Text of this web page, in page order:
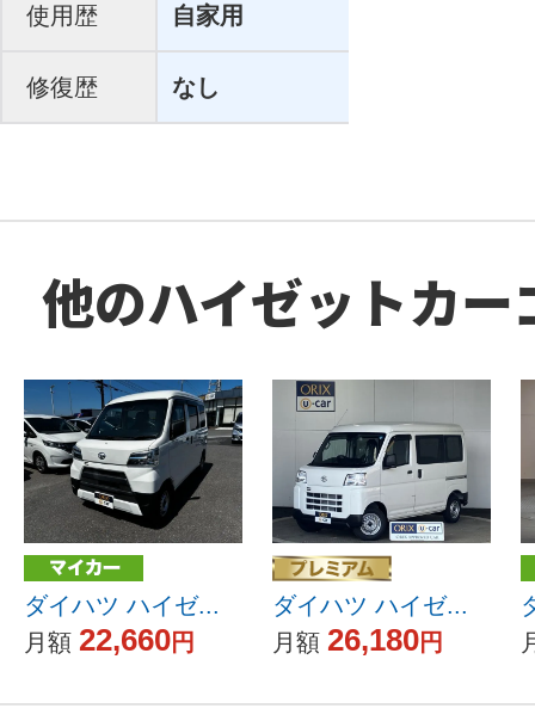
使用歴 自家用
修復歴 なし
他のハイゼットカー
ダイハツ ハイゼ...
月額 22,660円
ダイハツ ハイゼ...
月額 26,180円